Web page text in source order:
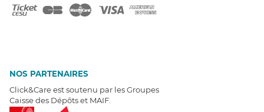
NOS PARTENAIRES
Click&Care est soutenu par les Groupes
Caisse des Dépôts et MAIF.